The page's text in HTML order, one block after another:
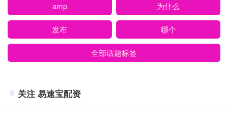
amp 为什么
发布 哪个
全部话题标签
关注 易速宝配资